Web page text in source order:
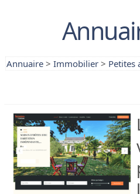
Annuaire > Immobilier > Petites